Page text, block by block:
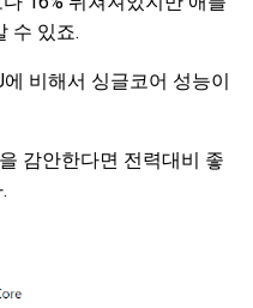
수 있죠.
비해서 싱글코어 성능이
감안한다면 전력대비 좋